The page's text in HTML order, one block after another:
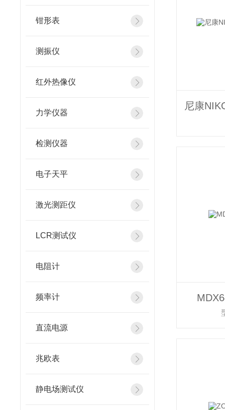
钳形表
测振仪
红外热像仪
力学仪器
检测仪器
电子天平
激光测距仪
LCR测试仪
电阻计
频率计
直流电源
兆欧表
静电场测试仪